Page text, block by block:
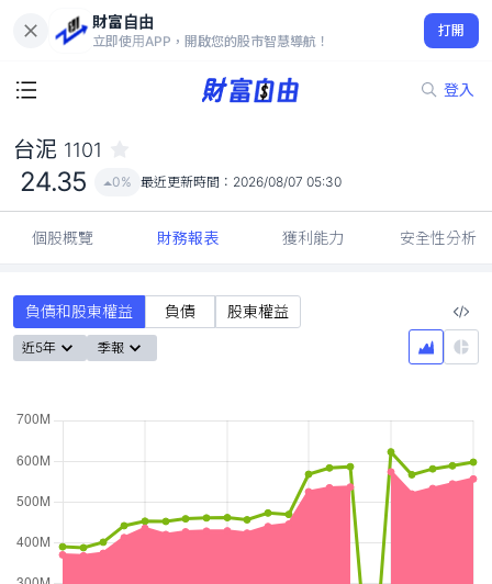
財富自由
立即使用APP，開啟您的股市智慧導航！
打開
登入
24.35
0%
台泥 1101
24.35 0% 最近更新時間： 2026/08/07 05:30
個股概覽 財務報表 獲利能力 安全性分析
負債和股東權益 負債 股東權益
近5年 季報